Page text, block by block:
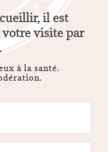
il est
visite par
à la santé.